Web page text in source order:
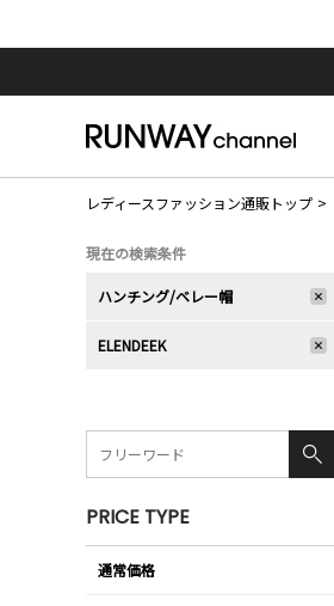
レディースファッション通販トップ
現在の検索条件
ハンチング/ベレー帽
ELENDEEK
PRICE TYPE
通常価格